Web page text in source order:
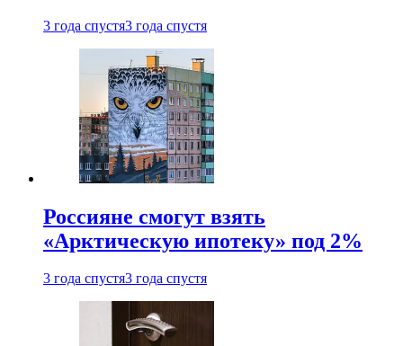
3 года спустя3 года спустя
Россияне смогут взять
«Арктическую ипотеку» под 2%
3 года спустя3 года спустя